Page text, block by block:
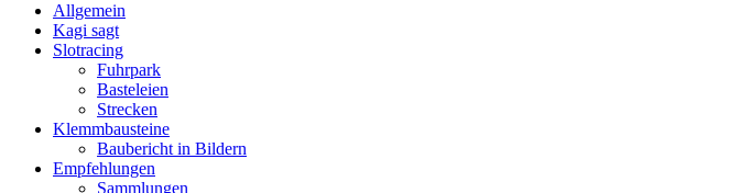
Allgemein
Kagi sagt
Slotracing
Fuhrpark
Basteleien
Strecken
Klemmbausteine
Baubericht in Bildern
Empfehlungen
Sammlungen